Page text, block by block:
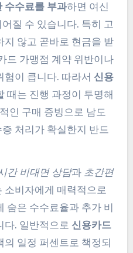
수수료를 부과하면 여신
질 수 있습니다. 특히 고
지 않고 곧바로 현금을 받
드 가맹점 계약 위반이나
험이 큽니다. 따라서 신용
때는 진행 과정이 투명해
인 구매 증빙으로 남도
처리가 확실한지 반드
간 비대면 상담과 초간편
소비자에게 매력적으로
숨은 수수료율과 추가 비
다. 일반적으로 신용카드
의 일정 퍼센트로 책정되